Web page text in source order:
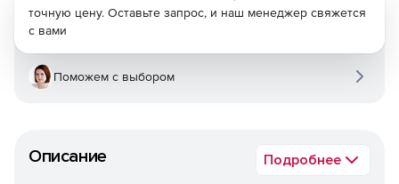
Описание Подробнее
точную цену. Оставьте запрос, и наш менеджер свяжется
с вами
Поможем с выбором